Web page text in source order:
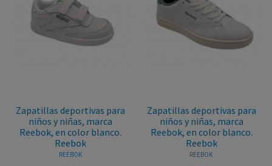
Zapatillas deportivas para
niños y niñas, marca
Reebok, en color blanco.
Reebok
REEBOK
Zapatillas deportivas para
niños y niñas, marca
Reebok, en color blanco.
Reebok
REEBOK